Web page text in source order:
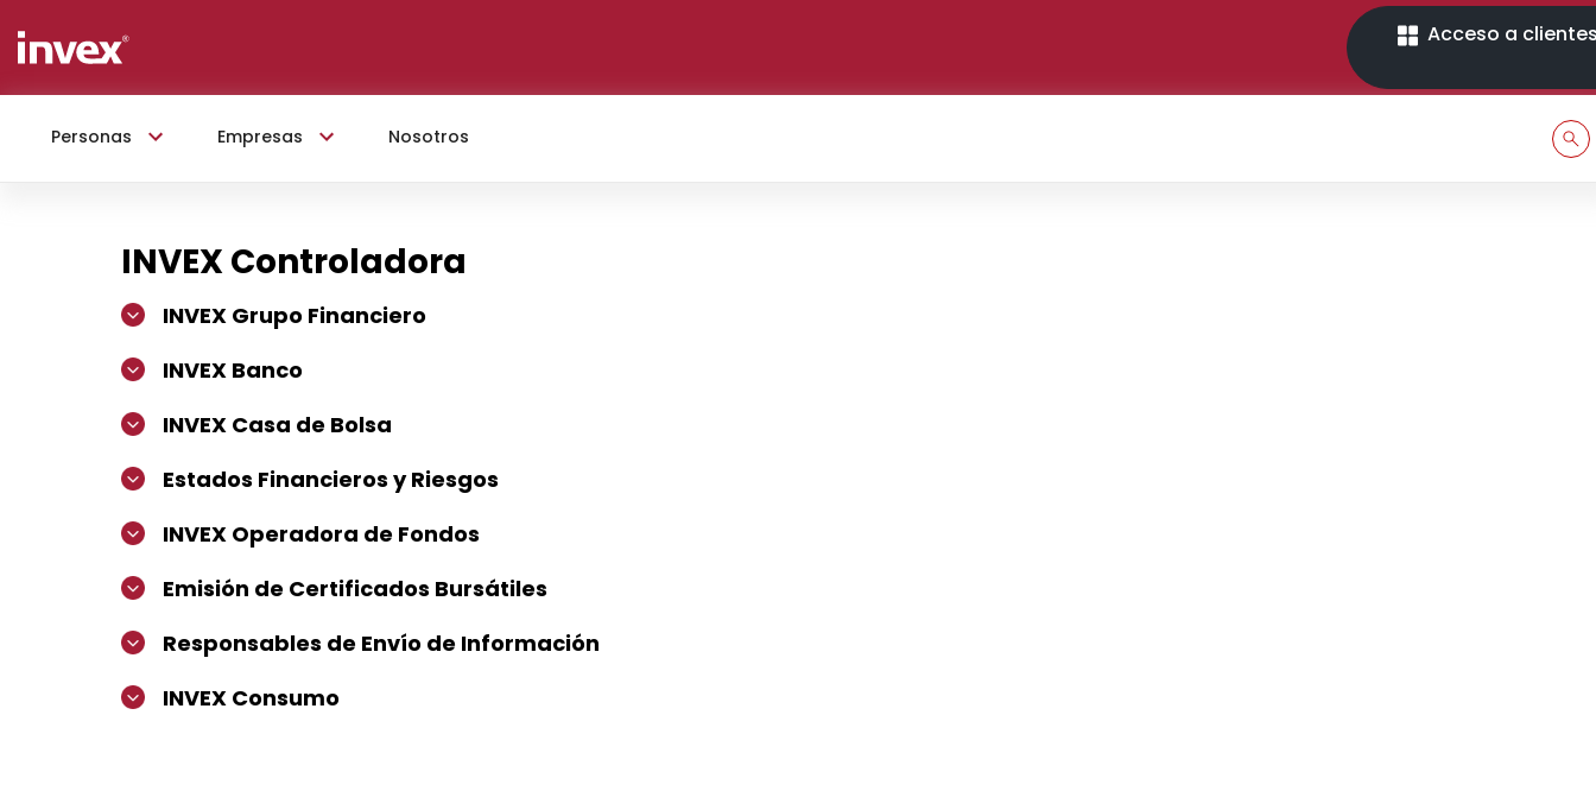
Acceso a
Personas Empresas Nosotros
INVEX Controladora
INVEX Grupo Financiero
INVEX Banco
INVEX Casa de Bolsa
Estados Financieros y Riesgos
INVEX Operadora de Fondos
Emisión de Certificados Bursátiles
Responsables de Envío de Información
INVEX Consumo